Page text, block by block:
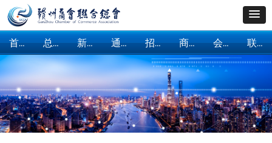
首页 总会概括 新闻中心
新闻中心
通知公告
通知公告
招商引资
招商引资
商会建设
商会建设
会员服务
会员服务
联系我们